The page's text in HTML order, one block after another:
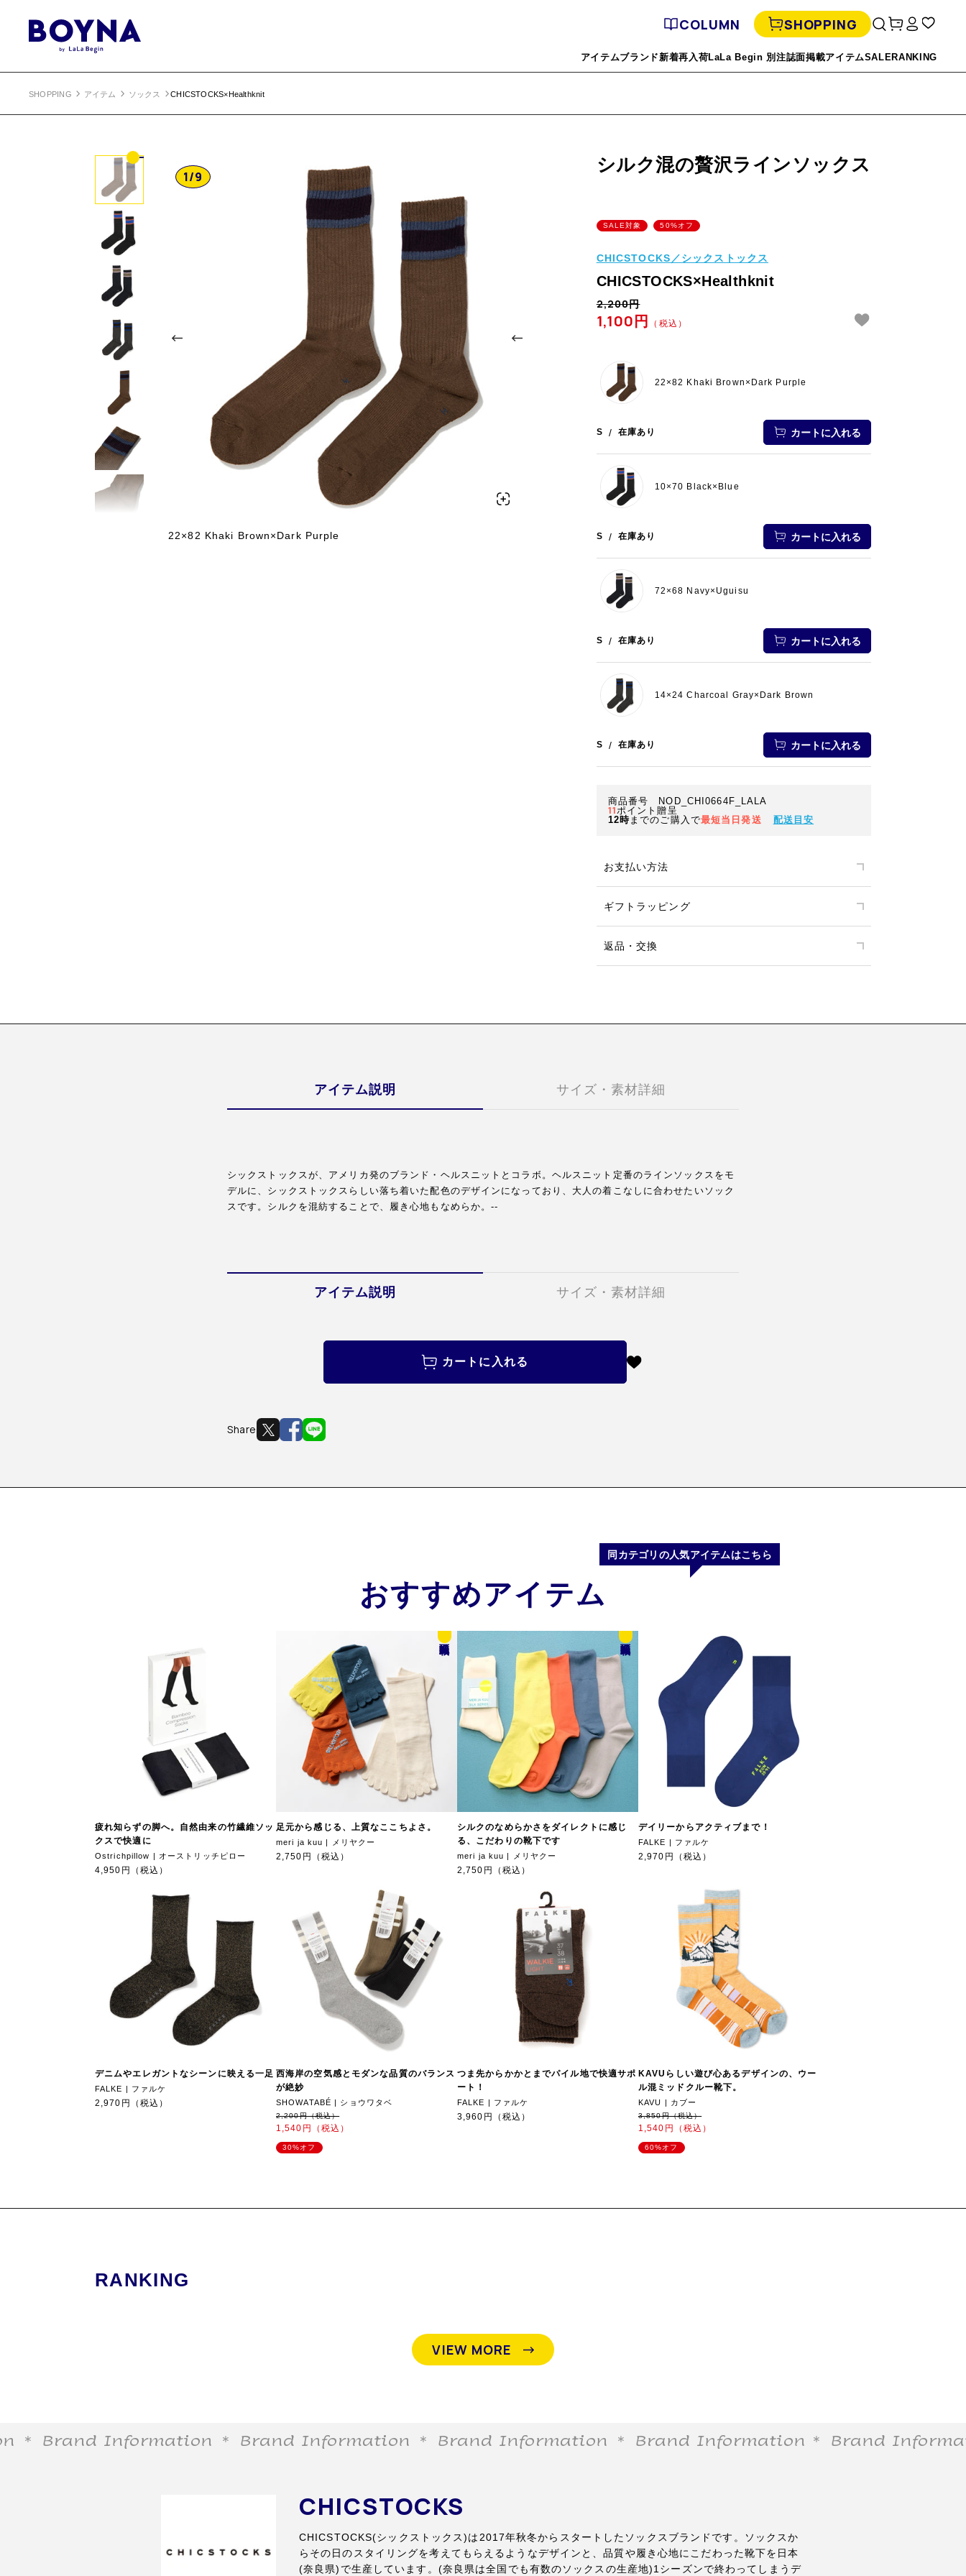
COLUMN SHOPPING
アイテムブランド新着再入荷LaLa Begin 別注誌面掲載アイテムSALERANKING
SHOPPING アイテム ソックス CHICSTOCKS×Healthknit
1/9
22×82 Khaki Brown×Dark Purple 10×70 Black×Blue
シルク混の贅沢ラインソックス
SALE対象 50%オフ
CHICSTOCKS／シックストックス
CHICSTOCKS×Healthknit
2,200円
1,100円 （税込）
22×82 Khaki Brown×Dark Purple
S / 在庫あり カートに入れる
10×70 Black×Blue
S / 在庫あり カートに入れる
72×68 Navy×Uguisu
S / 在庫あり カートに入れる
14×24 Charcoal Gray×Dark Brown
S / 在庫あり カートに入れる
商品番号 NOD_CHI0664F_LALA
11ポイント贈呈
12時までのご購入で最短当日発送 配送目安
お支払い方法
ギフトラッピング
返品・交換
アイテム説明 サイズ・素材詳細
シックストックスが、アメリカ発のブランド・ヘルスニットとコラボ。ヘルスニット定番のラインソックスをモ
デルに、シックストックスらしい落ち着いた配色のデザインになっており、大人の着こなしに合わせたいソック
スです。シルクを混紡することで、履き心地もなめらか。--
アイテム説明 サイズ・素材詳細
カートに入れる
Share
おすすめアイテム
同カテゴリの人気アイテムはこちら
疲れ知らずの脚へ。自然由来の竹繊維ソッ
クスで快適に
Ostrichpillow | オーストリッチピロー
4,950円（税込）
足元から感じる、上質なここちよさ。
meri ja kuu | メリヤクー
2,750円（税込）
シルクのなめらかさをダイレクトに感じ
る、こだわりの靴下です
meri ja kuu | メリヤクー
2,750円（税込）
デイリーからアクティブまで！
FALKE | ファルケ
2,970円（税込）
デニムやエレガントなシーンに映える一足
FALKE | ファルケ
2,970円（税込）
西海岸の空気感とモダンな品質のバランス
が絶妙
SHOWATABÉ | ショウワタベ
2,200円（税込）
1,540円（税込）
30%オフ
つま先からかかとまでパイル地で快適サポ
ート！
FALKE | ファルケ
3,960円（税込）
KAVUらしい遊び心あるデザインの、ウー
ル混ミッドクルー靴下。
KAVU | カブー
3,850円（税込）
1,540円（税込）
60%オフ
RANKING
VIEW MORE
＊ Brand Information ＊ Brand Information ＊ Brand Information ＊ Brand Information＊ Brand
CHICSTOCKS
CHICSTOCKS(シックストックス)は2017年秋冬からスタートしたソックスブランドです。ソックスか
らその日のスタイリングを考えてもらえるようなデザインと、品質や履き心地にこだわった靴下を日本
(奈良県)で生産しています。(奈良県は全国でも有数のソックスの生産地)1シーズンで終わってしまうデ